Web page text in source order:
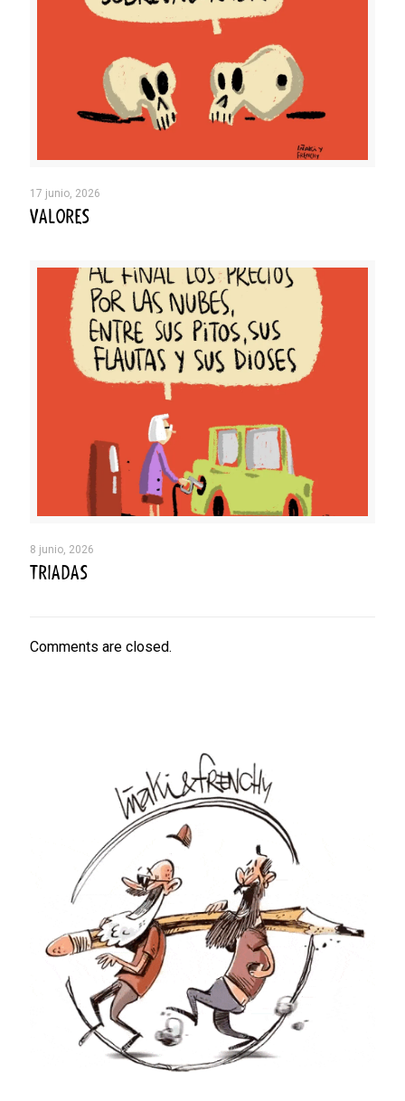
17 junio, 2026
VALORES
8 junio, 2026
TRIADAS
Comments are closed.